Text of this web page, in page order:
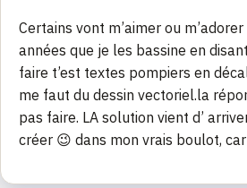
Certains vont m’aimer ou
années que je les bassine en
faire t’est textes pompiers en
me faut du dessin vectoriel.la
pas faire. LA solution vient d’
créer 😉 dans mon vrais boulot,